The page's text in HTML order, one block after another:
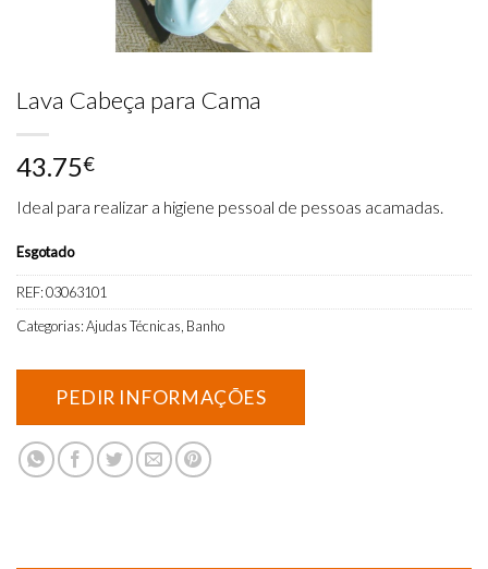
Lava Cabeça para Cama
43.75€
Ideal para realizar a higiene pessoal de pessoas acamadas.
Esgotado
REF:03063101
Categorias:Ajudas Técnicas Banho